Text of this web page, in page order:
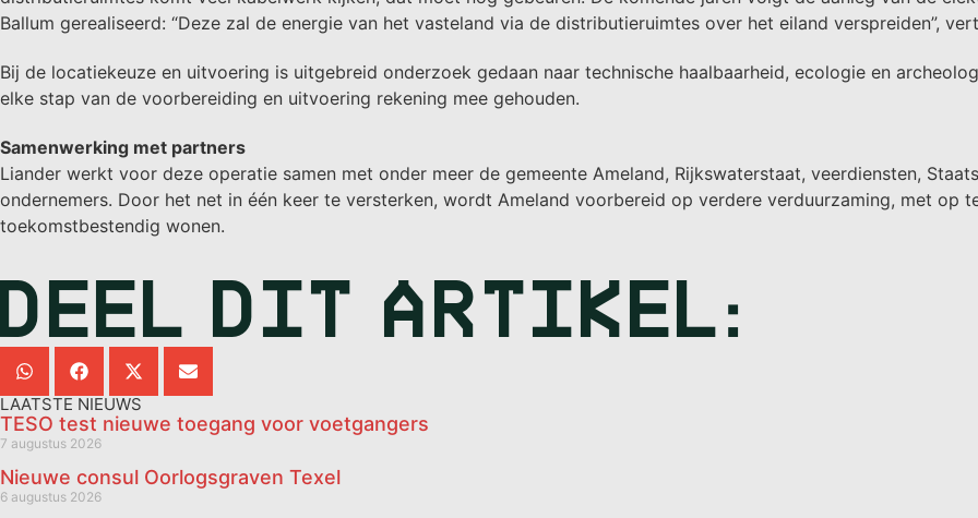
Ballum gerealiseerd: “Deze zal de energie van het vasteland via de distributieruimtes over het eiland verspreiden”,
Bij de locatiekeuze en uitvoering is uitgebreid onderzoek gedaan naar technische haalbaarheid, ecologie en
elke stap van de voorbereiding en uitvoering rekening mee gehouden.
Samenwerking met partners
Liander werkt voor deze operatie samen met onder meer de gemeente Ameland, Rijkswaterstaat, veerdiensten,
ondernemers. Door het net in één keer te versterken, wordt Ameland voorbereid op verdere verduurzaming, met op
toekomstbestendig wonen.
DEEL DIT ARTIKEL:
LAATSTE NIEUWS
TESO test nieuwe toegang voor voetgangers
7 augustus 2026
Nieuwe consul Oorlogsgraven Texel
6 augustus 2026